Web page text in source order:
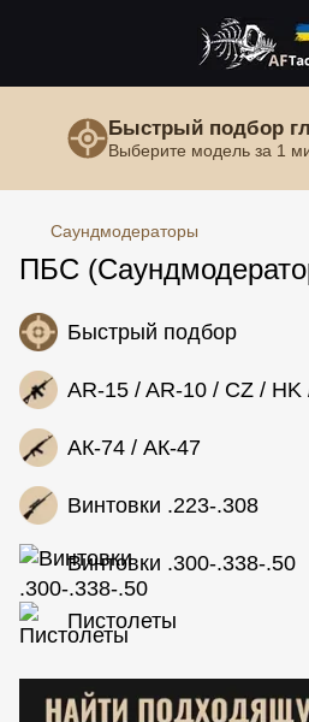
Быстрый подбор
Выберите модель за 1
Саундмодераторы
ПБС
Быстрый подбор
AR-15 / AR-10 / CZ / HK
АК-74 / АК-47
Винтовки .223-.308
Винтовки .300-.338-.50
Пистолеты